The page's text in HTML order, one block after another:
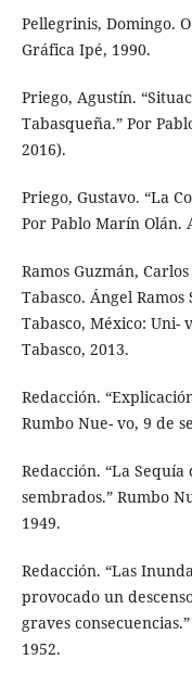
Pellegrinis, Domingo.
Gráfica Ipé, 1990.
Priego, Agustín.
Tabasqueña.” Por
2016).
Priego, Gustavo. “La
Por Pablo Marín Olán.
Ramos Guzmán,
Tabasco. Ángel
Tabasco, México: Uni-
Tabasco, 2013.
Redacción.
Rumbo Nue- vo, 9 de
Redacción. “La
sembrados.” Rumbo
1949.
Redacción. “Las
provocado un
graves
1952.